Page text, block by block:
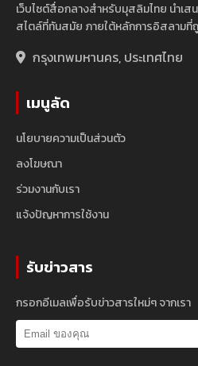
เว็บไซต์สื่อกลางสำหรับมุสลิมไทย นำเส
สไตล์ที่ทันสมัย ภายใต้หลักการอิสลามที่
กรุงเทพมหานคร, ประเทศไทย
เมนูลัด
นโยบายความเป็นส่วนตัว
ลงโฆษณา
ร่วมงานกับเรา
แจ้งปัญหาการใช้งาน
รับข่าวสาร
กรอกอีเมลเพื่อรับข่าวสารใหม่ๆ จากเรา